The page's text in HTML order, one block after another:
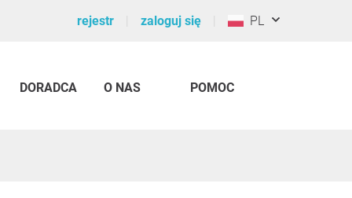
rejestr zaloguj się PL
DORADCA O NAS POMOC